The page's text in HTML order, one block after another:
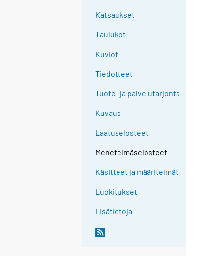
Katsaukset
Taulukot
Kuviot
Tiedotteet
Tuote- ja palvelutarjonta
Kuvaus
Laatuselosteet
Menetelmäselosteet
Käsitteet ja määritelmät
Luokitukset
Lisätietoja